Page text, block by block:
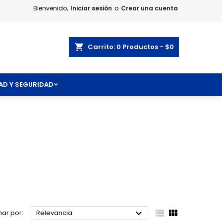
Bienvenido, Iniciar sesión o Crear una cuenta
Carrito 0 Productos - $0
Y SEGURIDAD
por: Relevancia   